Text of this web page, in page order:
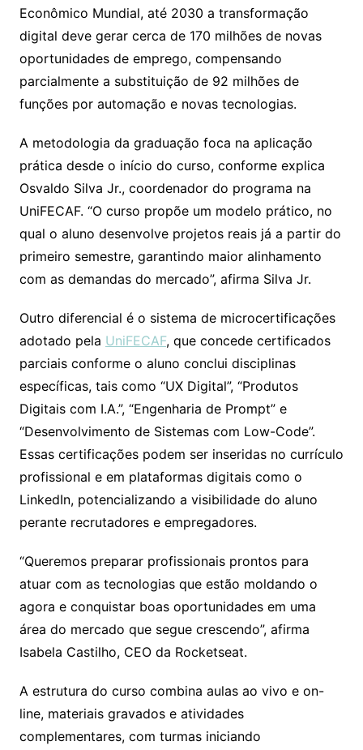
Econômico Mundial, até 2030 a transformação
digital deve gerar cerca de 170 milhões de novas
oportunidades de emprego, compensando
parcialmente a substituição de 92 milhões de
funções por automação e novas tecnologias.
A metodologia da graduação foca na aplicação
prática desde o início do curso, conforme explica
Osvaldo Silva Jr., coordenador do programa na
UniFECAF. “O curso propõe um modelo prático, no
qual o aluno desenvolve projetos reais já a partir do
primeiro semestre, garantindo maior alinhamento
com as demandas do mercado”, afirma Silva Jr.
Outro diferencial é o sistema de microcertificações
adotado pela UniFECAF, que concede certificados
parciais conforme o aluno conclui disciplinas
específicas, tais como “UX Digital”, “Produtos
Digitais com I.A.”, “Engenharia de Prompt” e
“Desenvolvimento de Sistemas com Low-Code”.
Essas certificações podem ser inseridas no currículo
profissional e em plataformas digitais como o
LinkedIn, potencializando a visibilidade do aluno
perante recrutadores e empregadores.
“Queremos preparar profissionais prontos para
atuar com as tecnologias que estão moldando o
agora e conquistar boas oportunidades em uma
área do mercado que segue crescendo”, afirma
Isabela Castilho, CEO da Rocketseat.
A estrutura do curso combina aulas ao vivo e on-
line, materiais gravados e atividades
complementares, com turmas iniciando